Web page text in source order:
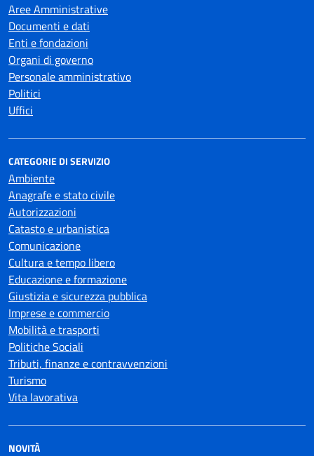
Aree Amministrative
Documenti e dati
Enti e fondazioni
Organi di governo
Personale amministrativo
Politici
Uffici
CATEGORIE DI SERVIZIO
Ambiente
Anagrafe e stato civile
Autorizzazioni
Catasto e urbanistica
Comunicazione
Cultura e tempo libero
Educazione e formazione
Giustizia e sicurezza pubblica
Imprese e commercio
Mobilità e trasporti
Politiche Sociali
Tributi, finanze e contravvenzioni
Turismo
Vita lavorativa
NOVITÀ